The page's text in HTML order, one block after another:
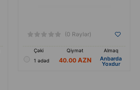
(0 Rəylər)
Çəki Qiymət
Almaq
1 ədəd
40.00 Anbarda
Yoxdur